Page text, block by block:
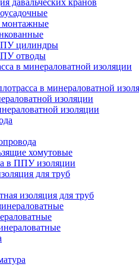
давальческих кранов
монтажные
цилиндры
отводы
в минераловатной изоляции
в минераловатной
изоляции
изоляции
хомутовые
в ППУ изоляции
для труб
изоляция для труб